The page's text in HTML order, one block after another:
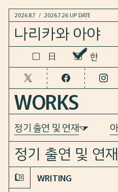
2026.8.7 / 2026.7.26 UP DATE
나리카와아야
LANGUAGE
HOME
NEWS
WORKS
COLUMN
日 한
WORKS
정기 출연 및 연재
정기 출연 및 연재
WRITING